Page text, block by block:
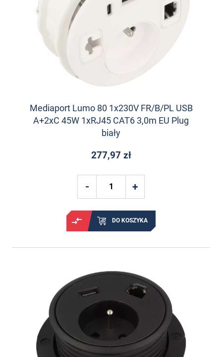
Mediaport Lumo 80 1x230V FR/B/PL USB
A+2xC 45W 1xRJ45 CAT6 3,0m EU Plug
biały
277,97 zł
DO KOSZYKA